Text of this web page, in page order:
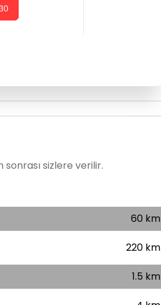
sizlere verilir.
60 km
220 km
1.5 km